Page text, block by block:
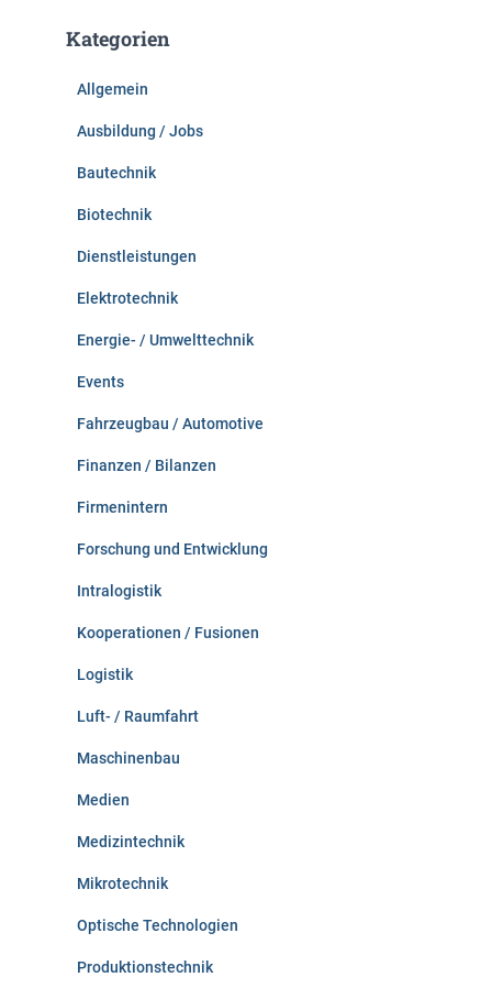
n
Kategorien
Allgemein
Ausbildung / Jobs
Bautechnik
Biotechnik
Dienstleistungen
Elektrotechnik
Energie- / Umwelttechnik
Events
Fahrzeugbau / Automotive
Finanzen / Bilanzen
Firmenintern
Forschung und Entwicklung
Intralogistik
Kooperationen / Fusionen
Logistik
Luft- / Raumfahrt
Maschinenbau
Medien
Medizintechnik
Mikrotechnik
Optische Technologien
Produktionstechnik